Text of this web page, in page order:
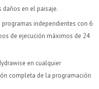
daños en el paisaje.
independientes con 6
de ejecución máximos de 24
en cualquier
completa de la programación